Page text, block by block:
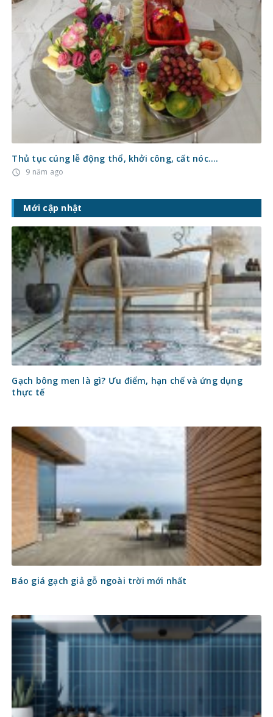
Thủ tục cúng lễ động thổ, khởi công, cất nóc….
access_time 9 năm ago
Mới cập nhật
Gạch bông men là gì? Ưu điểm, hạn chế và ứng dụng
thực tế
Báo giá gạch giả gỗ ngoài trời mới nhất